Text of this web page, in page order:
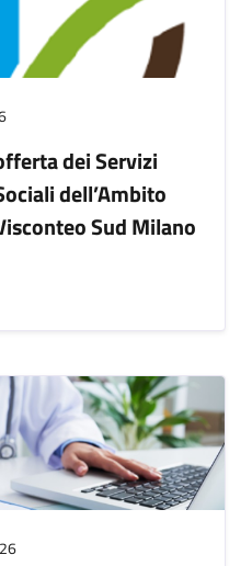
dei Servizi
dell’Ambito
Sud Milano